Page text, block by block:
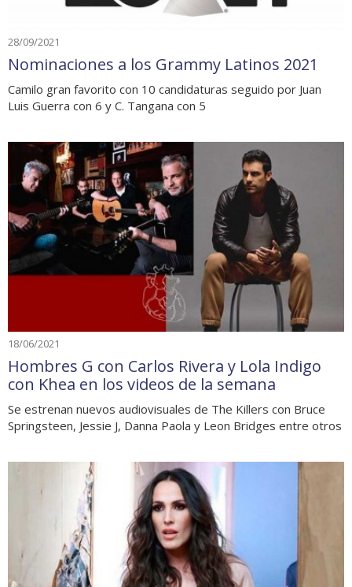
28/09/2021
Nominaciones a los Grammy Latinos 2021
Camilo gran favorito con 10 candidaturas seguido por Juan
Luis Guerra con 6 y C. Tangana con 5
18/06/2021
Hombres G con Carlos Rivera y Lola Indigo
con Khea en los videos de la semana
Se estrenan nuevos audiovisuales de The Killers con Bruce
Springsteen, Jessie J, Danna Paola y Leon Bridges entre otros